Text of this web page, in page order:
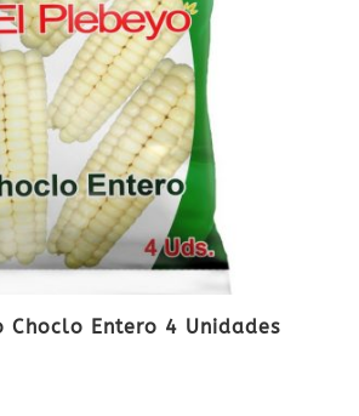
Choclo Entero 4 Unidades